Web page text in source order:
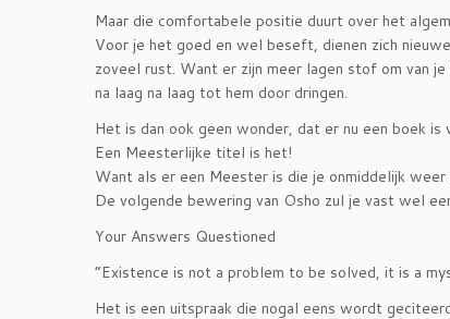
Maar die comfortabele positie duurt over het
Voor je het goed en wel beseft, dienen zich
zoveel rust. Want er zijn meer lagen stof om van
na laag na laag tot hem door dringen.
Het is dan ook geen wonder, dat er nu een boek
Een Meesterlijke titel is het!
Want als er een Meester is die je onmiddelijk
De volgende bewering van Osho zul je vast wel
Your Answers Questioned
“Existence is not a problem to be solved, it is a
Het is een uitspraak die nogal eens wordt